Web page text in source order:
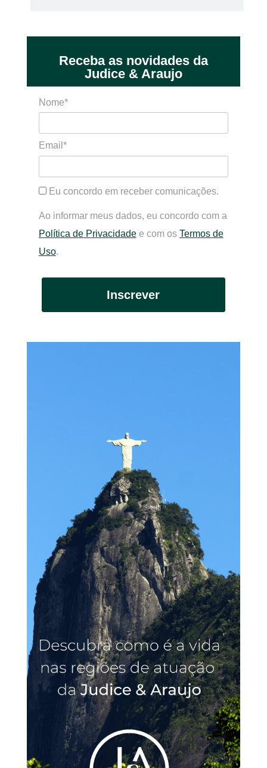
Receba as novidades da
Judice & Araujo
Nome*
Email*
Eu concordo em receber comunicações.
Ao informar meus dados, eu concordo com a
Política de Privacidadee com os Termos de
Uso.
Inscrever